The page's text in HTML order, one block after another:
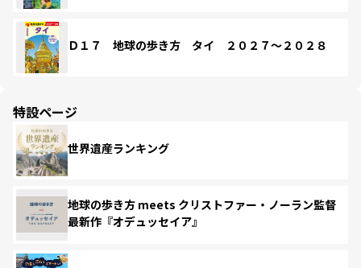
Ｄ１７ 地球の歩き方 タイ ２０２７～２０２８
特設ページ
世界遺産ランキング
地球の歩き方 meets クリストファー・ノーラン監督
最新作『オデュッセイア』